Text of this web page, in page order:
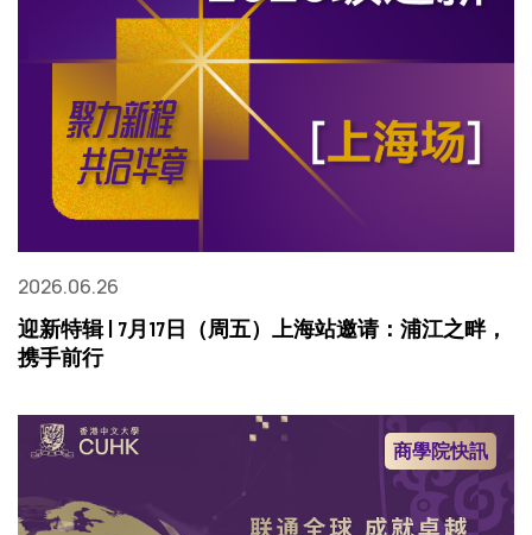
2026.06.26
迎新特辑 | 7月17日（周五）上海站邀请：浦江之畔，
携手前行
商學院快訊